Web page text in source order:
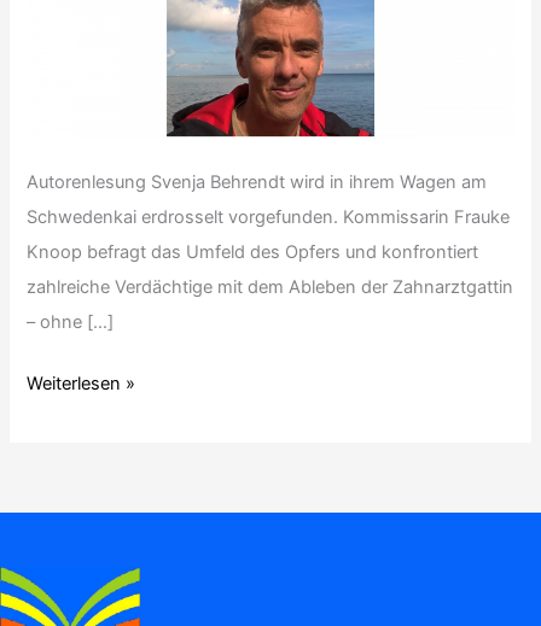
Autorenlesung Svenja Behrendt wird in ihrem Wagen am
Schwedenkai erdrosselt vorgefunden. Kommissarin Frauke
Knoop befragt das Umfeld des Opfers und konfrontiert
zahlreiche Verdächtige mit dem Ableben der Zahnarztgattin
– ohne […]
Weiterlesen »